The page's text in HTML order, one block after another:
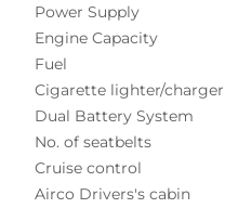
Power Supply
Engine Capacity
Fuel
Cigarette lighter/charger
Dual Battery System
No. of seatbelts
Cruise control
Airco Drivers's cabin